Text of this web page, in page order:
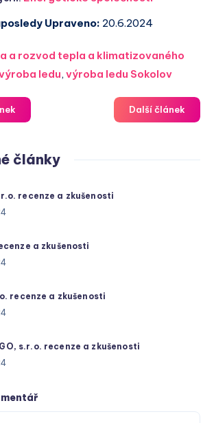
Upraveno: 20.6.2024
a rozvod tepla a klimatizovaného
ledu, výroba ledu Sokolov
Další článek
články
recenze a zkušenosti
a zkušenosti
recenze a zkušenosti
s.r.o. recenze a zkušenosti